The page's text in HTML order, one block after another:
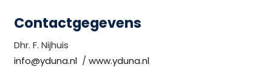
Contactgegevens
Dhr. F. Nijhuis
info@yduna.nl/www.yduna.nl